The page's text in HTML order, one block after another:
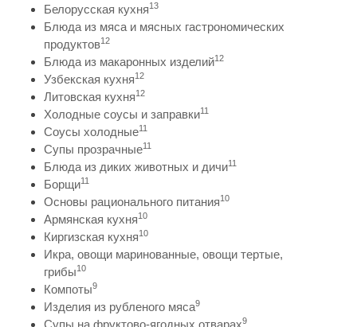
Белорусская кухня13
Блюда из мяса и мясных гастрономических
продуктов12
Блюда из макаронных изделий12
Узбекская кухня12
Литовская кухня12
Холодные соусы и заправки11
Соусы холодные11
Супы прозрачные11
Блюда из диких животных и дичи11
Борщи11
Основы рационального питания10
Армянская кухня10
Киргизская кухня10
Икра, овощи маринованные, овощи тертые,
грибы10
Компоты9
Изделия из рубленого мяса9
Супы на фруктово-ягодных отварах9